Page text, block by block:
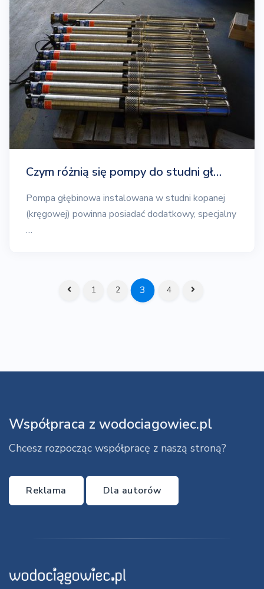
Czym różnią się pompy do studni gł…
Pompa głębinowa instalowana w studni kopanej
(kręgowej) powinna posiadać dodatkowy, specjalny
…
1 2 3 4
Współpraca z wodociagowiec.pl
Chcesz rozpocząc współpracę z naszą stroną?
Reklama Dla autorów